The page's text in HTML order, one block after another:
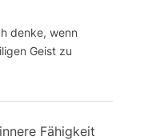
denke, wenn
Geist zu
Fähigkeit